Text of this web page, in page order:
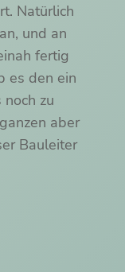
Natürlich
und an
fertig
es den ein
zu
aber
Bauleiter